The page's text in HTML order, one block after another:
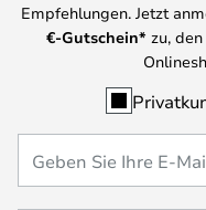
Empfehlungen. Jetzt
€-Gutschein* zu,